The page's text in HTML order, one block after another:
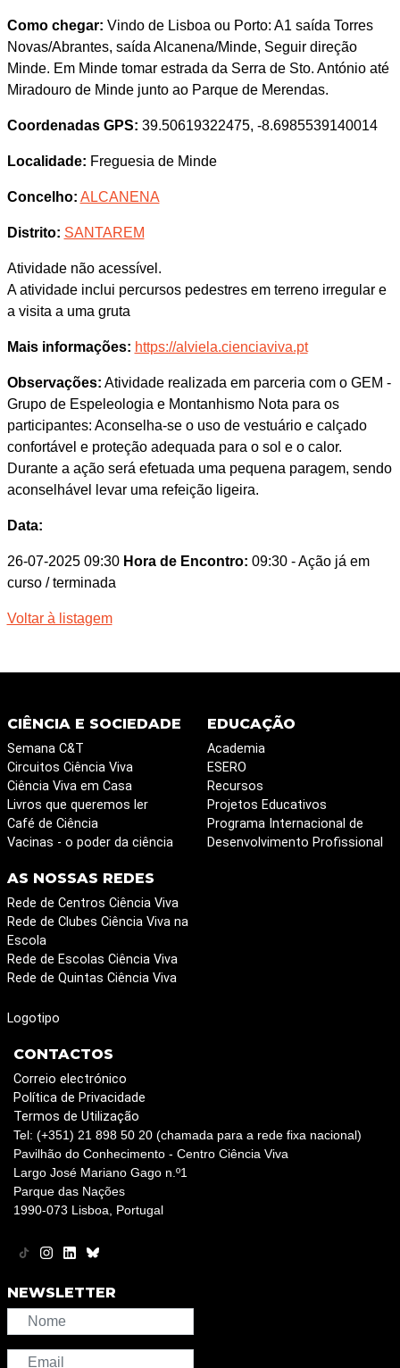
Como chegar: Vindo de Lisboa ou Porto: A1 saída Torres
Novas/Abrantes, saída Alcanena/Minde, Seguir direção
Minde. Em Minde tomar estrada da Serra de Sto. António até
Miradouro de Minde junto ao Parque de Merendas.
Coordenadas GPS: 39.50619322475, -8.6985539140014
Localidade: Freguesia de Minde
Concelho: ALCANENA
Distrito: SANTAREM
Atividade não acessível.
A atividade inclui percursos pedestres em terreno irregular e
a visita a uma gruta
Mais informações: https://alviela.cienciaviva.pt
Observações: Atividade realizada em parceria com o GEM -
Grupo de Espeleologia e Montanhismo Nota para os
participantes: Aconselha-se o uso de vestuário e calçado
confortável e proteção adequada para o sol e o calor.
Durante a ação será efetuada uma pequena paragem, sendo
aconselhável levar uma refeição ligeira.
Data:
26-07-2025 09:30 Hora de Encontro: 09:30 - Ação já em
curso / terminada
Voltar à listagem
CIÊNCIA E SOCIEDADE
Semana C&T
Circuitos Ciência Viva
Ciência Viva em Casa
Livros que queremos ler
Café de Ciência
Vacinas - o poder da ciência
EDUCAÇÃO
Academia
ESERO
Recursos
Projetos Educativos
Programa Internacional de
Desenvolvimento Profissional
AS NOSSAS REDES
Rede de Centros Ciência Viva
Rede de Clubes Ciência Viva na
Escola
Rede de Escolas Ciência Viva
Rede de Quintas Ciência Viva
Logotipo
CONTACTOS
Correio electrónico
Política de Privacidade
Termos de Utilização
Tel: (+351) 21 898 50 20 (chamada para a rede fixa nacional)
Pavilhão do Conhecimento - Centro Ciência Viva
Largo José Mariano Gago n.º1
Parque das Nações
1990-073 Lisboa, Portugal
NEWSLETTER